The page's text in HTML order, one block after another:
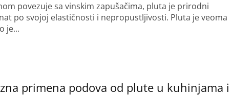
povezuje sa vinskim zapušačima, pluta je prirodni
po svojoj elastičnosti i nepropustljivosti. Pluta je veoma
je...
primena podova od plute u kuhinjama i